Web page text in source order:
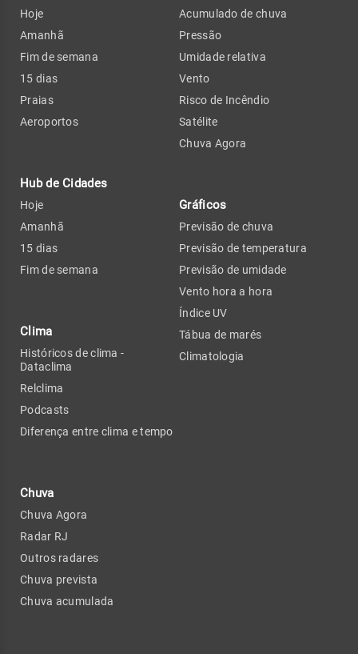
Hoje
Amanhã
Fim de semana
15 dias
Praias
Aeroportos
Hub de Cidades
Hoje
Amanhã
15 dias
Fim de semana
Clima
Históricos de clima -
Dataclima
Relclima
Podcasts
Diferença entre clima e tempo
Chuva
Chuva Agora
Radar RJ
Outros radares
Chuva prevista
Chuva acumulada
Acumulado de chuva
Pressão
Umidade relativa
Vento
Risco de Incêndio
Satélite
Chuva Agora
Gráficos
Previsão de chuva
Previsão de temperatura
Previsão de umidade
Vento hora a hora
Índice UV
Tábua de marés
Climatologia